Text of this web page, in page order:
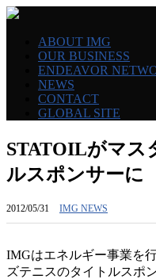
ABOUT IMG
OUR BUSINESS
ENDEAVOR
NEWS
CONTACT
GLOBAL SITE
STATOILがマス
ルスポンサーに
2012/05/31 IMG NEWS
IMGはエネルギー事業を
ズテニスのタイトルスポ